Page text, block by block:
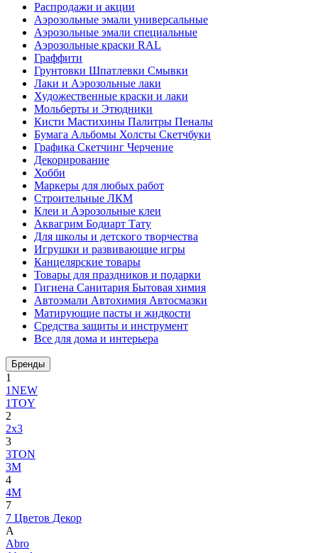
Распродажи и акции
Аэрозольные эмали универсальные
Аэрозольные эмали специальные
Аэрозольные краски RAL
Граффити
Грунтовки Шпатлевки Смывки
Лаки и Аэрозольные лаки
Художественные краски и лаки
Мольберты и Этюдники
Кисти Мастихины Палитры Пеналы
Бумага Альбомы Холсты Скетчбуки
Графика Скетчинг Черчение
Декорирование
Хобби
Маркеры для любых работ
Строительные ЛКМ
Клеи и Аэрозольные клеи
Аквагрим Бодиарт Тату
Для школы и детского творчества
Игрушки и развивающие игры
Канцелярские товары
Товары для праздников и подарки
Гигиена Санитария Бытовая химия
Автоэмали Автохимия Автосмазки
Матирующие пасты и жидкости
Средства защиты и инструмент
Все для дома и интерьера
Бренды
1
1NEW
1TOY
2
2x3
3
3TON
3М
4
4M
7
7 Цветов Декор
A
Abro